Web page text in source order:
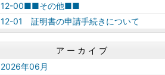
12-00■■その他■■
12-01 証明書の申請手続きについて
アーカイブ
2026年06月